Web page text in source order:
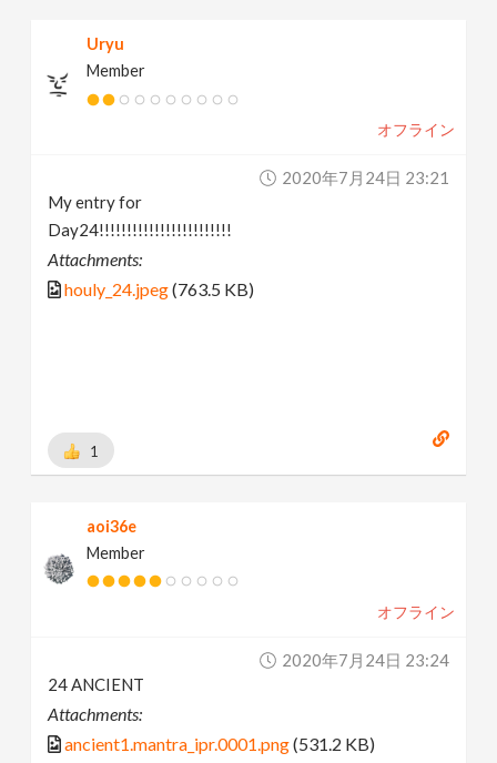
Uryu
Member
オフライン
2020年7月24日 23:21
My entry for
Day24!!!!!!!!!!!!!!!!!!!!!!!!
Attachments:
houly_24.jpeg(763.5 KB)
1
aoi36e
Member
オフライン
2020年7月24日 23:24
24 ANCIENT
Attachments:
ancient1.mantra_ipr.0001.png(531.2 KB)